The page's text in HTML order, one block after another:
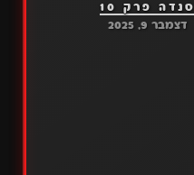
סנדה פרק 10
דצמבר 9, 2025